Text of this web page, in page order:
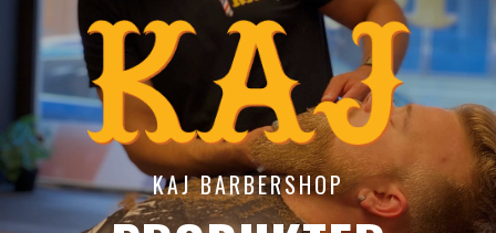
KAJ BARBERSHOP